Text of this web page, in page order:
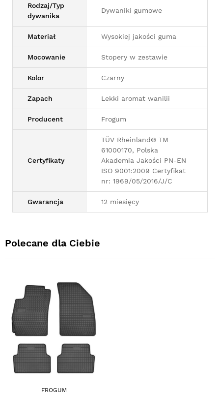
Rodzaj/Typ
dywanika
Dywaniki gumowe
Materiał Wysokiej jakości guma
Mocowanie Stopery w zestawie
Kolor Czarny
Zapach Lekki aromat wanilii
Producent Frogum
Certyfikaty
TÜV Rheinland® TM
61000170, Polska
Akademia Jakości PN-EN
ISO 9001:2009 Certyfikat
nr: 1969/05/2016/J/C
Gwarancja 12 miesięcy
Polecane dla Ciebie
FROGUM